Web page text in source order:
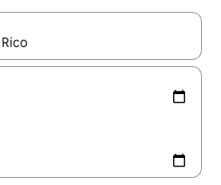
estén disponibles, podrás navegar